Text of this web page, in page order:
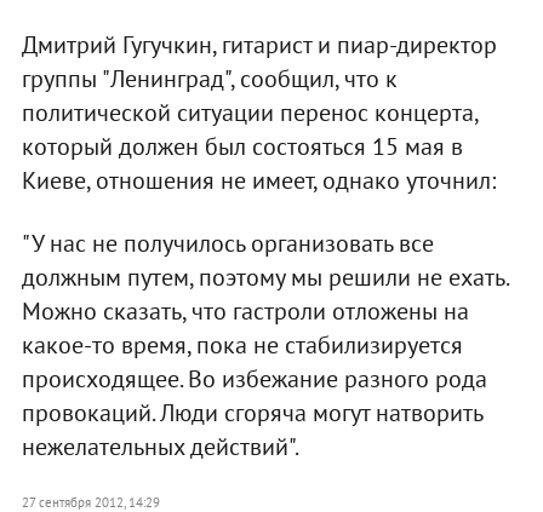
Дмитрий Гугучкин, гитарист и пиар-директор
группы "Ленинград", сообщил, что к
политической ситуации перенос концерта,
который должен был состояться 15 мая в
Киеве, отношения не имеет, однако уточнил:
"У нас не получилось организовать все
должным путем, поэтому мы решили не ехать.
Можно сказать, что гастроли отложены на
какое-то время, пока не стабилизируется
происходящее. Во избежание разного рода
провокаций. Люди сгоряча могут натворить
нежелательных действий".
27 сентября 2012, 14:29